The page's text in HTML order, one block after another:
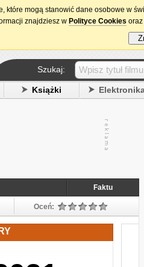
15. urodziny DataPremiery.pl
Szukaj:
Książki
Faktu
Oceń:
mogą stanowić dane osobowe w
znajdziesz w Polityce Cookies oraz